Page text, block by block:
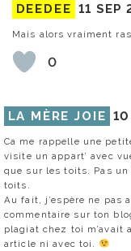
DEEDEE 11 SEP
Mais alors vraiment
0
LA MÈRE JOIE
Ca me rappelle une
visite un appart’ avec
que sur les toits. Pas
toits.
Au fait, j’espère ne pas
commentaire sur ton
plagiat chez toi m’avait
article ni avec toi.